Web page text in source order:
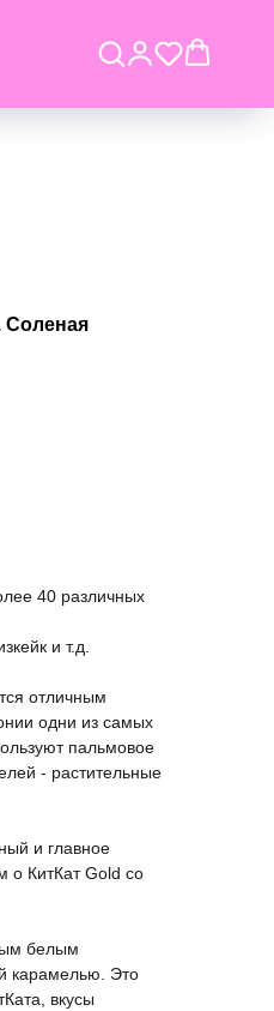
Соленая
40 различных
и т.д.
отличным
одни из самых
пальмовое
- растительные
и главное
о КитКат Gold со
белым
карамелью. Это
вкусы